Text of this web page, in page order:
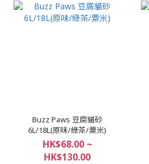
Buzz Paws 豆腐貓砂
6L/18L(原味/綠茶/粟米)
HK$68.00 ~
HK$130.00